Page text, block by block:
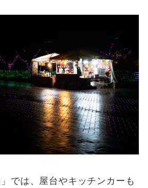
では、屋台やキッチンカーも